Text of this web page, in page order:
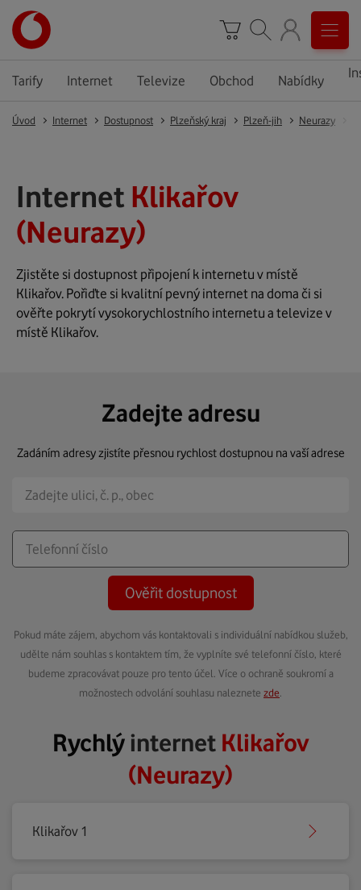
Tarify Internet Televize Obchod Nabídky
Úvod Internet Dostupnost Plzeňský kraj Plzeň-jih Neurazy
Internet Klikařov
(Neurazy)
Zjistěte si dostupnost připojení k internetu v místě
Klikařov. Pořiďte si kvalitní pevný internet na doma či si
ověřte pokrytí vysokorychlostního internetu a televize v
místě Klikařov.
Zadejte adresu
Zadáním adresy zjistíte přesnou rychlost dostupnou na vaší adrese
Ověřit dostupnost
Pokud máte zájem, abychom vás kontaktovali s individuální nabídkou služeb,
udělte nám souhlas s kontaktem tím, že vyplníte své telefonní číslo, které
budeme zpracovávat pouze pro tento účel. Více o ochraně soukromí a
možnostech odvolání souhlasu naleznete zde
Rychlýinternet Klikařov
(Neurazy)
Klikařov 1